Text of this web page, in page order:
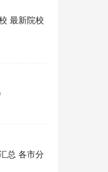
最新院校
总 各市分